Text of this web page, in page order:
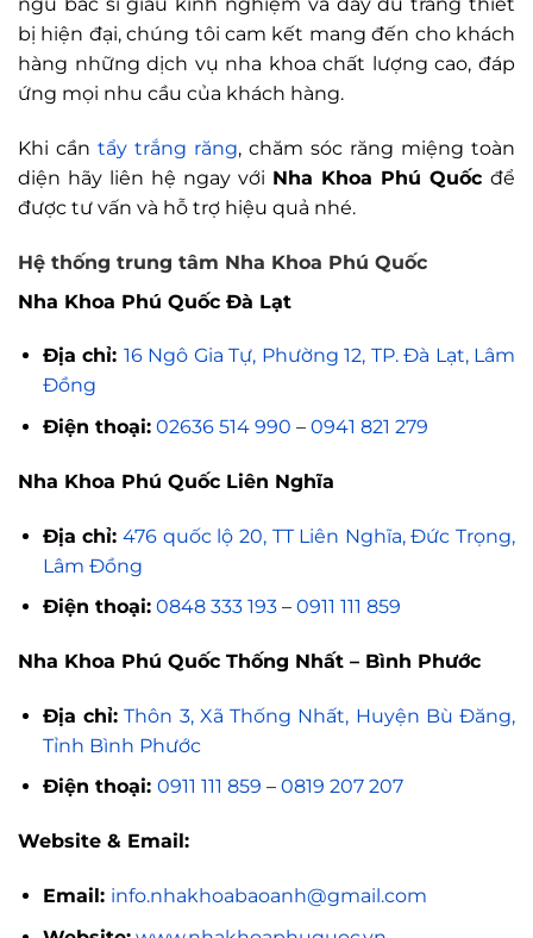
bị hiện đại, chúng tôi cam kết mang đến cho khách
hàng những dịch vụ nha khoa chất lượng cao, đáp
ứng mọi nhu cầu của khách hàng.
Khi cần tẩy trắng răng, chăm sóc răng miệng toàn
diện hãy liên hệ ngay với Nha Khoa Phú Quốc để
được tư vấn và hỗ trợ hiệu quả nhé.
Hệ thống trung tâm Nha Khoa Phú Quốc
Nha Khoa Phú Quốc Đà Lạt
Địa chỉ: 16 Ngô Gia Tự, Phường 12, TP. Đà Lạt, Lâm
Đồng
Điện thoại: 02636 514 990 – 0941 821 279
Nha Khoa Phú Quốc Liên Nghĩa
Địa chỉ: 476 quốc lộ 20, TT Liên Nghĩa, Đức Trọng,
Lâm Đồng
Điện thoại: 0848 333 193– 0911 111 859
Nha Khoa Phú Quốc Thống Nhất – Bình Phước
Địa chỉ: Thôn 3, Xã Thống Nhất, Huyện Bù Đăng,
Tỉnh Bình Phước
Điện thoại: 0911 111 859 – 0819 207 207
Website & Email:
Email: info.nhakhoabaoanh@gmail.com